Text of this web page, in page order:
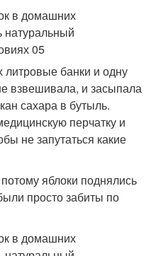
литровые банки и одну
взвешивала, и засыпала
сахара в бутыль.
перчатку и
не запутаться какие
яблоки поднялись
просто забиты по